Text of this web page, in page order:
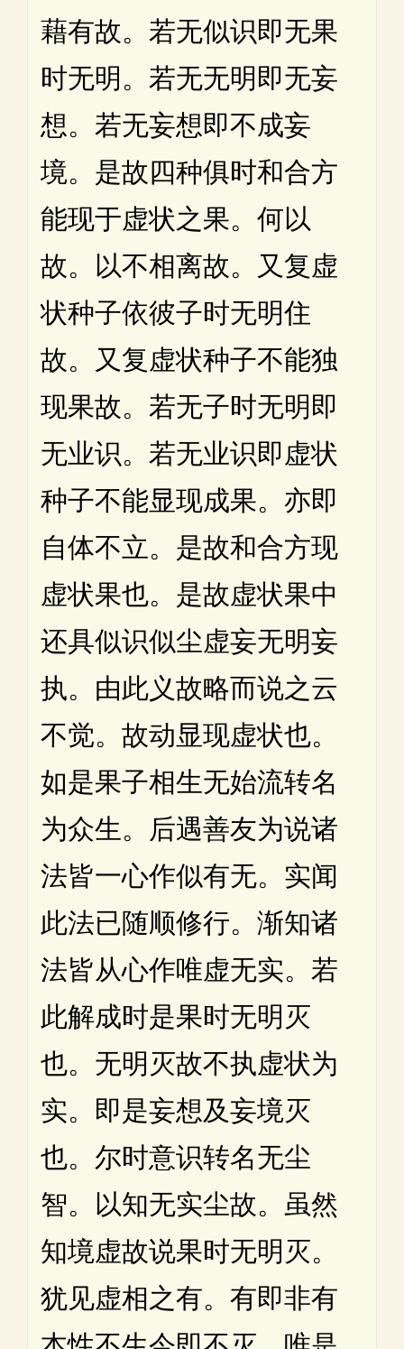
藉有故。若无似识即无果
时无明。若无无明即无妄
想。若无妄想即不成妄
境。是故四种俱时和合方
能现于虚状之果。何以
故。以不相离故。又复虚
状种子依彼子时无明住
故。又复虚状种子不能独
现果故。若无子时无明即
无业识。若无业识即虚状
种子不能显现成果。亦即
自体不立。是故和合方现
虚状果也。是故虚状果中
还具似识似尘虚妄无明妄
执。由此义故略而说之云
不觉。故动显现虚状也。
如是果子相生无始流转名
为众生。后遇善友为说诸
法皆一心作似有无。实闻
此法已随顺修行。渐知诸
法皆从心作唯虚无实。若
此解成时是果时无明灭
也。无明灭故不执虚状为
实。即是妄想及妄境灭
也。尔时意识转名无尘
智。以知无实尘故。虽然
知境虚故说果时无明灭。
犹见虚相之有。有即非有